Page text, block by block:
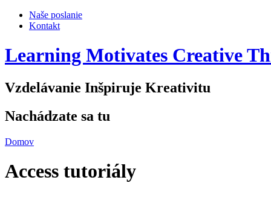
Naše poslanie
Kontakt
Learning Motivates Creative
Vzdelávanie Inšpiruje Kreativitu
Nachádzate sa tu
Domov
Access tutoriály